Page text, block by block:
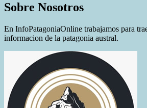
Sobre Nosotros
En InfoPatagoniaOnline trabajamos para
informacion de la patagonia austral.